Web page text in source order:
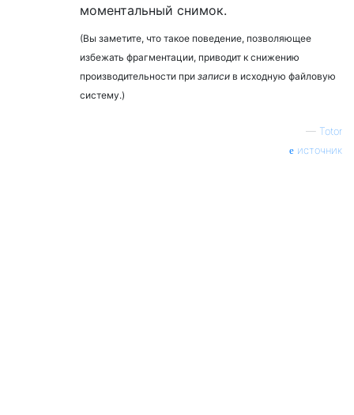
моментальный снимок.
(Вы заметите, что такое поведение, позволяющее
избежать фрагментации, приводит к снижению
производительности при записи в исходную файловую
систему.)
— Totor
источник